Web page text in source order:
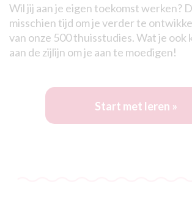
Wil jij aan je eigen toekomst werken?
misschien tijd om je verder te
van onze 500 thuisstudies. Wat je ook
aan de zijlijn om je aan te moedigen!
Start met leren »